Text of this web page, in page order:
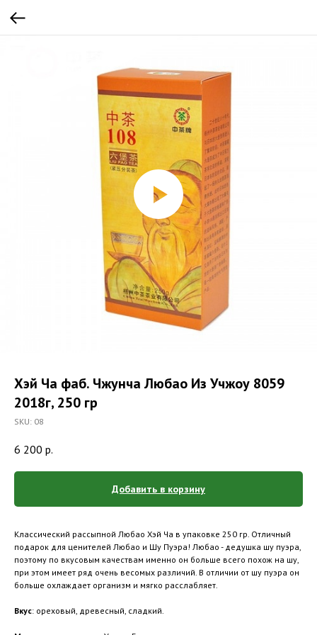
Хэй Ча фаб. Чжунча Любао Из Учжоу 8059
2018г, 250 гр
SKU: 08
6 200 р.
Добавить в корзину
Классический рассыпной Любао Хэй Ча в упаковке 250 гр. Отличный
подарок для ценителей Любао и Шу Пуэра! Любао - дедушка шу пуэра,
поэтому по вкусовым качествам именно он больше всего похож на шу,
при этом имеет ряд очень весомых различий. В отличии от шу пуэра он
больше охлаждает организм и мягко расслабляет.
Вкус: ореховый, древесный, сладкий.